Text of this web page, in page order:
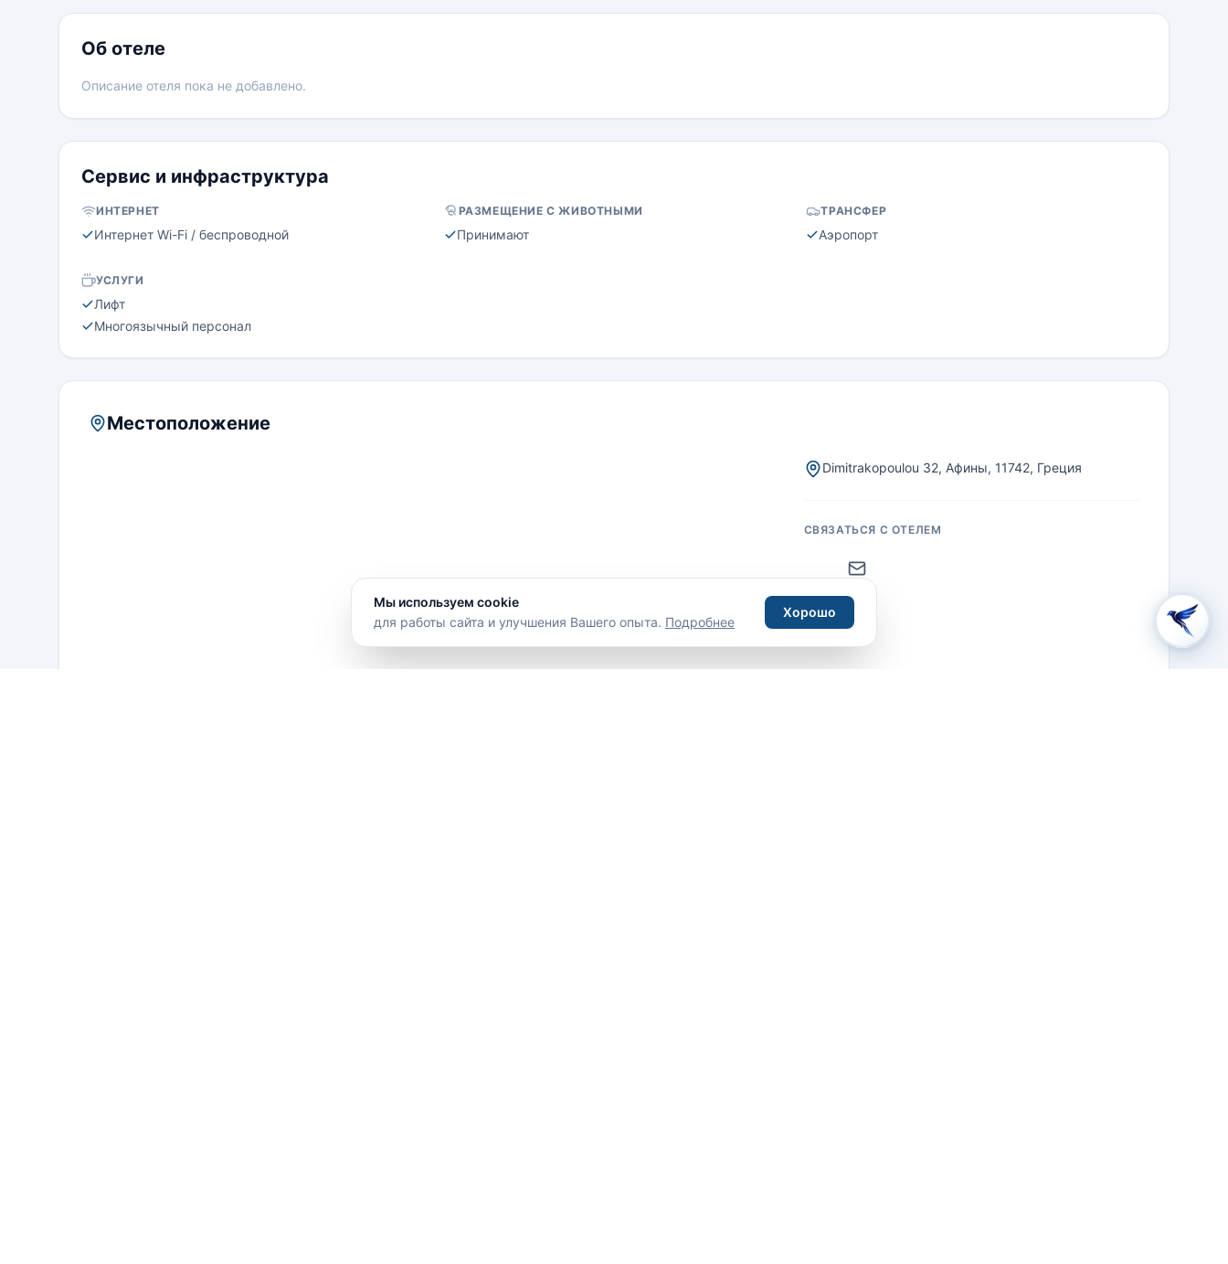
Об отеле
Описание отеля пока не добавлено.
Сервис и инфраструктура
ИНТЕРНЕТ
Интернет Wi-Fi / беспроводной
РАЗМЕЩЕНИЕ С ЖИВОТНЫМИ
Принимают
ТРАНСФЕР
Аэропорт
УСЛУГИ
Лифт
Многоязычный персонал
Местоположение
Dimitrakopoulou 32, Афины, 11742, Греция
СВЯЗАТЬСЯ С ОТЕЛЕМ
Email
Мы используем cookie
для работы сайта и улучшения Вашего опыта. Подробнее
Хорошо